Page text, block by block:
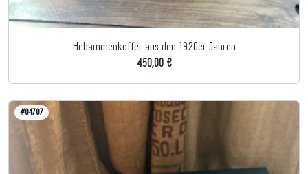
Hebammenkoffer aus den 1920er Jahren
450,00 €
#04707